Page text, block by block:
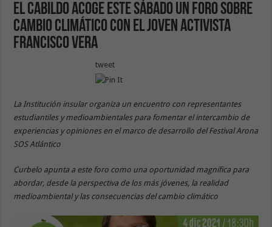
El Cabildo acoge este sábado un foro sobre
cambio climático con el joven activista
Francisco Vera
tweet
La Institución insular organiza un encuentro con representantes
estudiantiles y medioambientales para fomentar el intercambio de
experiencias y opiniones en el marco de desarrollo del Festival Arona
SOS Atlántico
Curbelo apunta a este foro como una oportunidad magnífica para
abordar, desde la perspectiva de los más jóvenes, la realidad
medioambiental y las consecuencias del cambio climático